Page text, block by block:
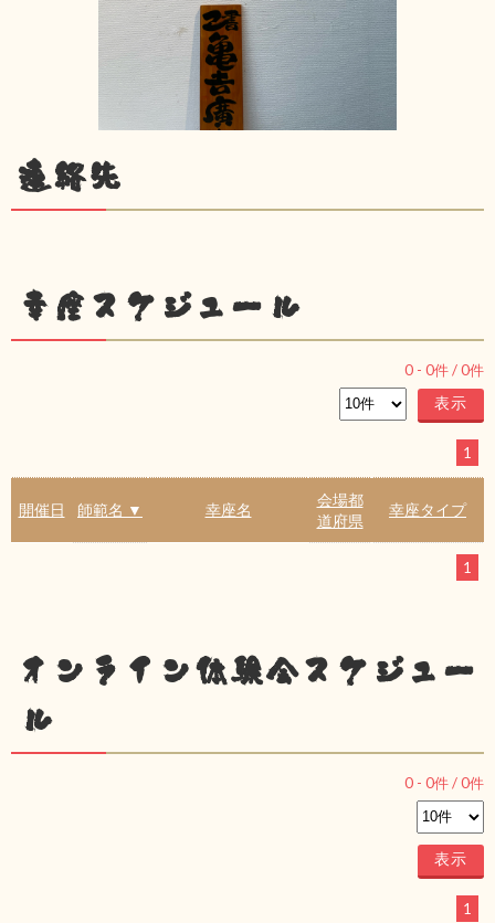
連絡先
幸座スケジュール
0 - 0件 /0件
1
開催日 師範名 ▼ 幸座名
会場都
道府県
幸座タイプ
1
オンライン体験会スケジュー
ル
0 - 0件 /0件
1